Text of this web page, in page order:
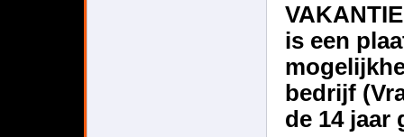
is een
bedrijf
de 14 jaar